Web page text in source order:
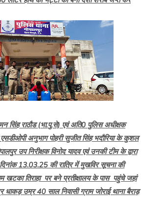
सिंह राठौड (भा.पु.से) एवं अति0 पुलिस अधीक्षक
अनुभाग पोहरी सुजीत सिंह भदौरिया के कुशल
उप निरीक्षक विनोद यादव एवं उनकी टीम के द्वारा
दिनांक 13.03.25 की रात्रि में मुखविर सूचना की
खटका तिराहा पर बने प्रतीक्षालय के पास पहुंचे जहां
उम्र 40 साल निवासी ग्राम जोराई थाना बैराड़